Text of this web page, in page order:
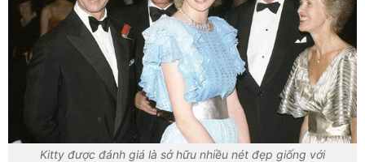
Kitty được đánh giá là sở hữu nhiều nét đẹp giống với